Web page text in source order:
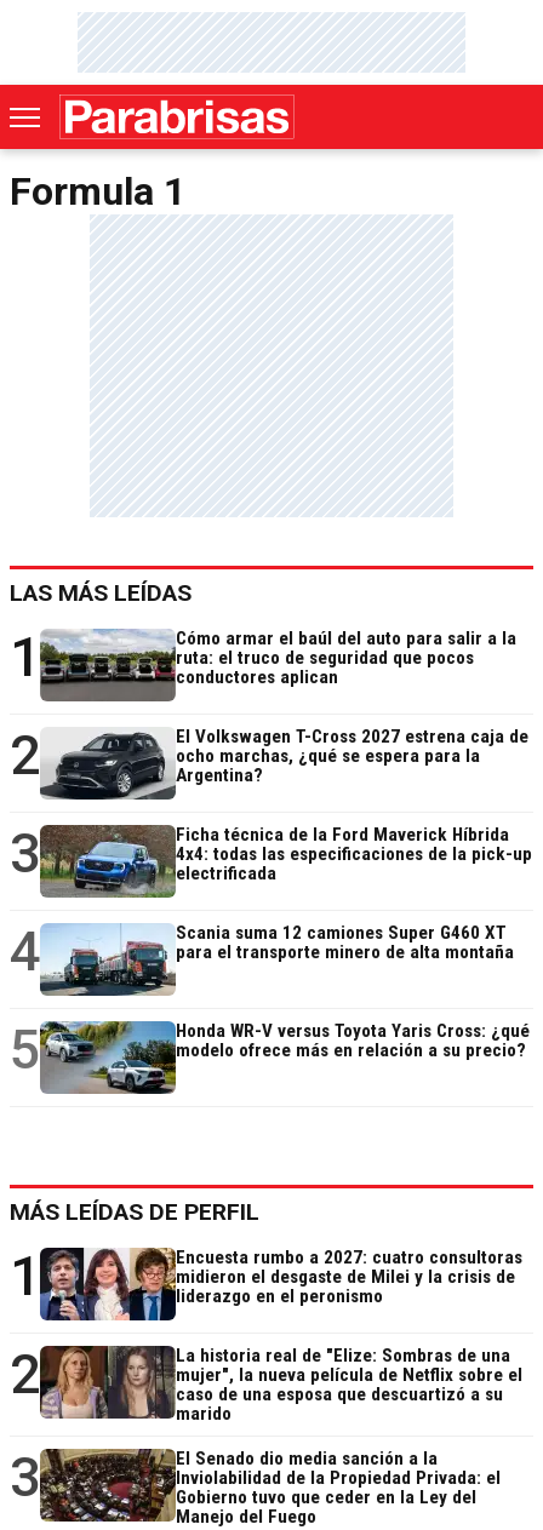
Formula 1
LAS MÁS LEÍDAS
1
Cómo armar el baúl del auto para salir a la
ruta: el truco de seguridad que pocos
conductores aplican
2
El Volkswagen T-Cross 2027 estrena caja de
ocho marchas, ¿qué se espera para la
Argentina?
3
Ficha técnica de la Ford Maverick Híbrida
4x4: todas las especificaciones de la pick-up
electrificada
4
Scania suma 12 camiones Super G460 XT
para el transporte minero de alta montaña
5
Honda WR-V versus Toyota Yaris Cross: ¿qué
modelo ofrece más en relación a su precio?
MÁS LEÍDAS DE PERFIL
1
Encuesta rumbo a 2027: cuatro consultoras
midieron el desgaste de Milei y la crisis de
liderazgo en el peronismo
2
La historia real de "Elize: Sombras de una
mujer", la nueva película de Netflix sobre el
caso de una esposa que descuartizó a su
marido
3
El Senado dio media sanción a la
Inviolabilidad de la Propiedad Privada: el
Gobierno tuvo que ceder en la Ley del
Manejo del Fuego